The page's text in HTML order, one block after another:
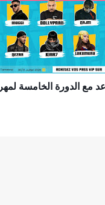
مع الدورة الخامسة